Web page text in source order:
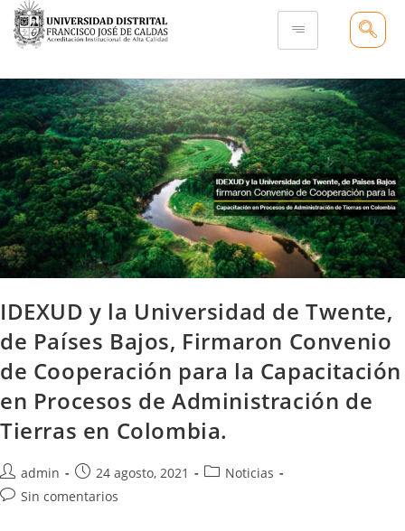
IDEXUD y la Universidad de Twente,
de Países Bajos, Firmaron Convenio
de Cooperación para la Capacitación
en Procesos de Administración de
Tierras en Colombia.
admin 24 agosto, 2021
Noticias
Sin comentarios